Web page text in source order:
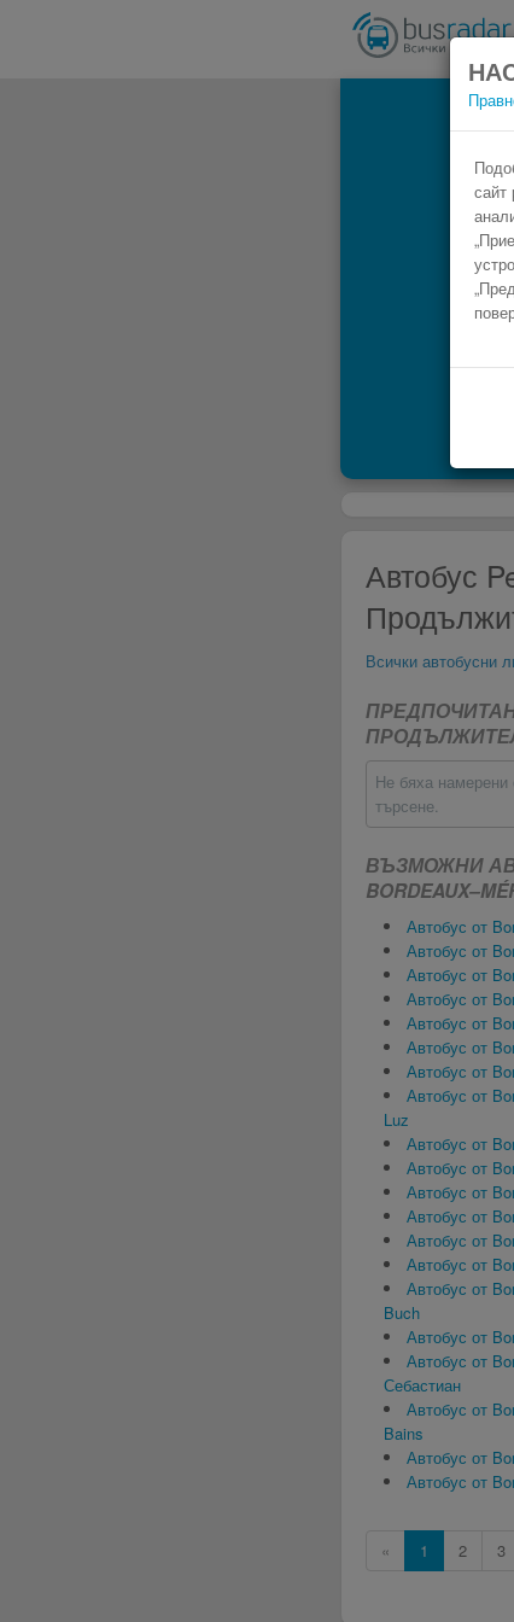
сайт
Автобус
Всички автобусни
Не бяха
търсене.
ВЪЗМОЖНИ
Автобус от
Автобус от
Автобус от
Автобус от
Автобус от
Автобус от
Автобус от
Автобус от
Luz
Автобус от
Автобус от
Автобус от
Автобус от
Автобус от
Автобус от
Автобус от
Buch
Автобус от
Автобус от
Себастиан
Автобус от
Bains
Автобус от
Автобус от
« 1 2 3